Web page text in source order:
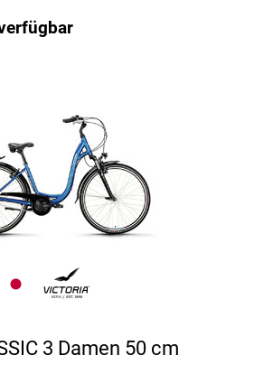
3 Damen 50 cm